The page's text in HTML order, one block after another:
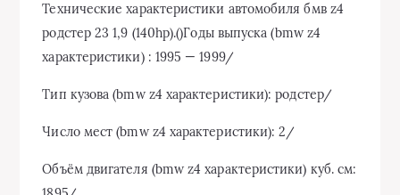
Технические характеристики автомобиля бмв z4
родстер 23 1,9 (140hp).()Годы выпуска (bmw z4
характеристики) : 1995 — 1999/
Тип кузова (bmw z4 характеристики): родстер/
Число мест (bmw z4 характеристики): 2/
Объём двигателя (bmw z4 характеристики) куб. см: